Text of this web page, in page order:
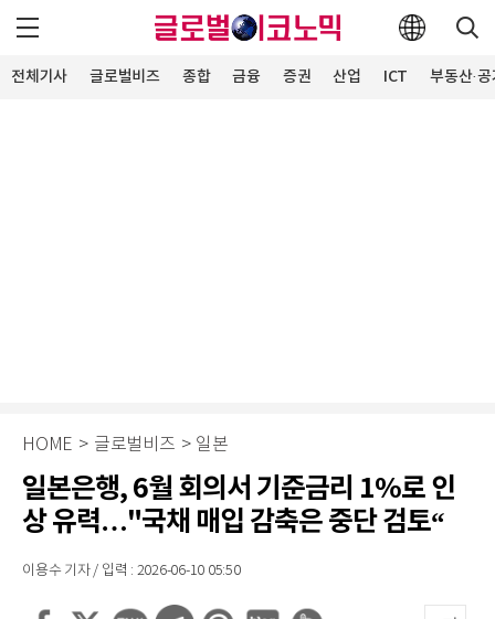
전체기사 글로벌비즈 종합 금융 증권 산업 ICT 부동산·
HOME > 글로벌비즈 > 일본
일본은행, 6월 회의서 기준금리 1%로 인
상 유력…"국채 매입 감축은 중단 검토“
이용수 기자 / 입력 : 2026-06-10 05:50